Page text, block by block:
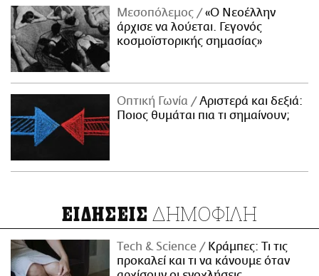
Μεσοπόλεμος
«Ο Νεοέλλην
άρχισε να λούεται. Γεγονός
κοσμοϊστορικής σημασίας»
Οπτική Γωνία
Αριστερά και δεξιά:
Ποιος θυμάται πια τι σημαίνουν;
ΕΙΔΗΣΕΙΣ ΔΗΜΟΦΙΛΗ
Τech & Science
Κράμπες: Τι τις
προκαλεί και τι να κάνουμε όταν